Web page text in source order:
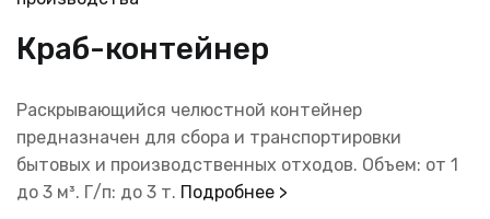
Краб-контейнер
Раскрывающийся челюстной контейнер
предназначен для сбора и транспортировки
бытовых и производственных отходов. Объем: от 1
до 3 м³. Г/п: до 3 т. Подробнее >